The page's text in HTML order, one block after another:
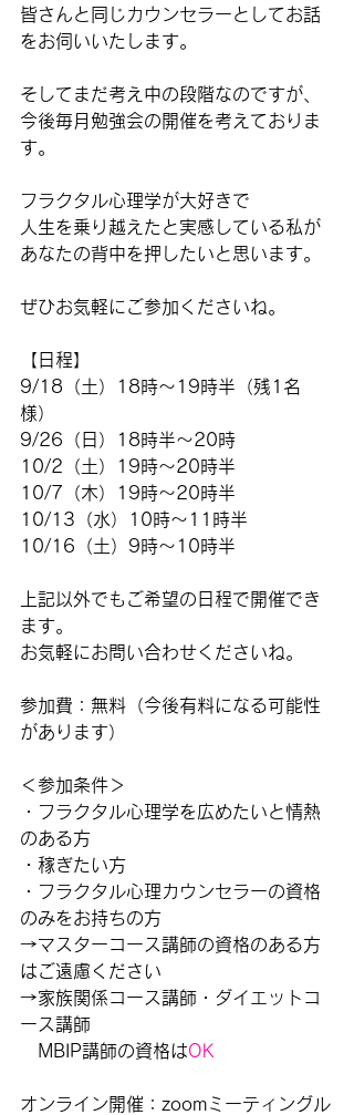
皆さんと同じカウンセラーとしてお話
をお伺いいたします。
そしてまだ考え中の段階なのですが、
今後毎月勉強会の開催を考えておりま
す。
フラクタル心理学が大好きで
人生を乗り越えたと実感している私が
あなたの背中を押したいと思います。
ぜひお気軽にご参加くださいね。
【日程】
9/18（土）18時～19時半（残1名
様）
9/26（日）18時半～20時
10/2（土）19時～20時半
10/7（木）19時～20時半
10/13（水）10時～11時半
10/16（土）9時～10時半
上記以外でもご希望の日程で開催でき
ます。
お気軽にお問い合わせくださいね。
参加費：無料（今後有料になる可能性
があります）
＜参加条件＞
・フラクタル心理学を広めたいと情熱
のある方
・稼ぎたい方
・フラクタル心理カウンセラーの資格
のみをお持ちの方
→マスターコース講師の資格のある方
はご遠慮ください
→家族関係コース講師・ダイエットコ
ース講師
MBIP講師の資格はOK
オンライン開催：zoomミーティングル